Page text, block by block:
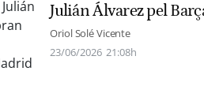
Julián Álvarez pel
Oriol Solé Vicente
23/06/2026 21:08h